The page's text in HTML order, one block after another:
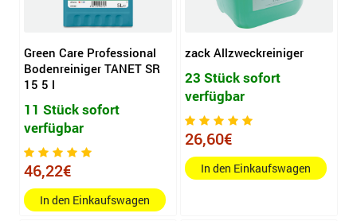
Green Care Professional
Bodenreiniger TANET SR
15 5 l
11 Stück sofort
verfügbar
46,22€
In den Einkaufswagen
zack Allzweckreiniger
23 Stück sofort
verfügbar
26,60€
In den Einkaufswagen